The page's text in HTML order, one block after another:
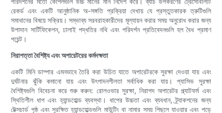
রেকর্ড এবং একটি আনুষ্ঠানিক অ-সঙ্গতি প্রক্রিয়া দেখায় যে প্রস্তুতকারক ত্রুটিগুলি
সমাধানের বিষয়ে সক্রিয়। সম্ভাব্য সরবরাহকারীদের মূল্যায়ন করার সময় অনুরোধ করার জন্য
উপাদান সার্টিফিকেশন, ঢালাই পদ্ধতির নথি এবং পরিদর্শন প্রতিবেদনগুলি হল বৈধ প্রমাণ
পয়েন্ট।
নিরাপত্তা বৈশিষ্ট্য এবং অপারেটরের কর্মদক্ষতা
একটি মিনি ডাম্পার এমনভাবে তৈরি করা উচিত যাতে অপারেটরকে সুরক্ষা দেওয়া যায় এবং
দুর্ঘটনার ঝুঁকি কমানো যায় এবং উৎপাদনশীলতা সর্বাধিক করা যায়। প্যাসিভ সুরক্ষা
বৈশিষ্ট্যগুলি বিবেচনা করে শুরু করুন: রোলওভার সুরক্ষা, নিরাপদ অপারেটর প্ল্যাটফর্ম এবং
স্থিতিশীল ধাপ এবং হ্যান্ডহোল্ড ব্যবস্থা। ধাপের উচ্চতা এবং ব্যবধান, ট্র্যাকশনের জন্য
টেক্সচার্ড পৃষ্ঠ এবং সুরক্ষিত হ্যান্ডহোল্ডগুলি মাউন্টিং বা নামার সময় পিছলে যাওয়ার এবং পড়ে